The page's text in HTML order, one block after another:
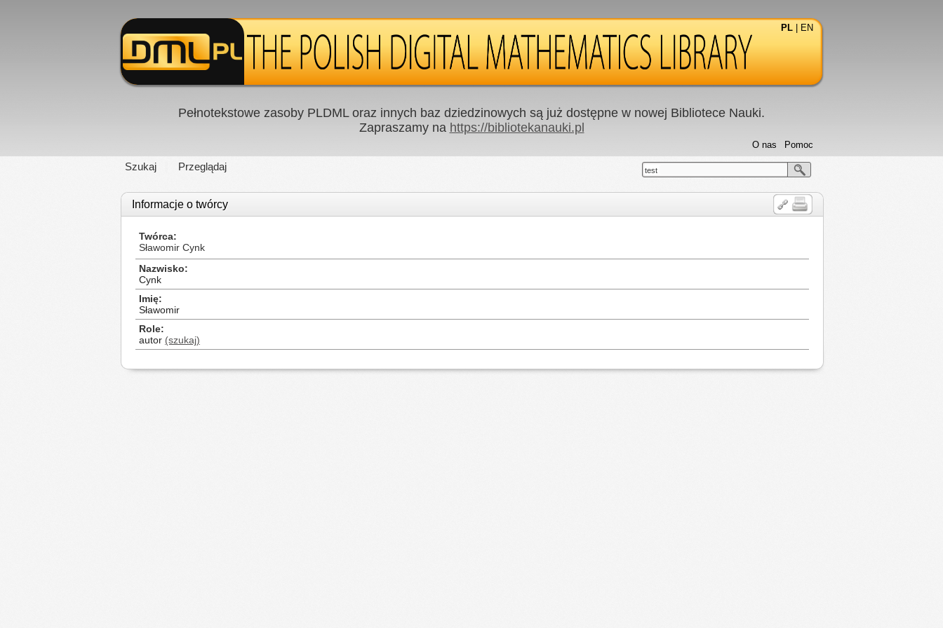
PL EN
Pełnotekstowe zasoby PLDML oraz innych baz dziedzinowych są już dostępne w nowej Bibliotece Nauki.
Zapraszamy na https://bibliotekanauki.pl
Szukaj Przeglądaj
Pomoc
O nas
test
Informacje o twórcy
Twórca
Sławomir Cynk
Nazwisko
Cynk
Imię
Sławomir
Role
autor (szukaj)